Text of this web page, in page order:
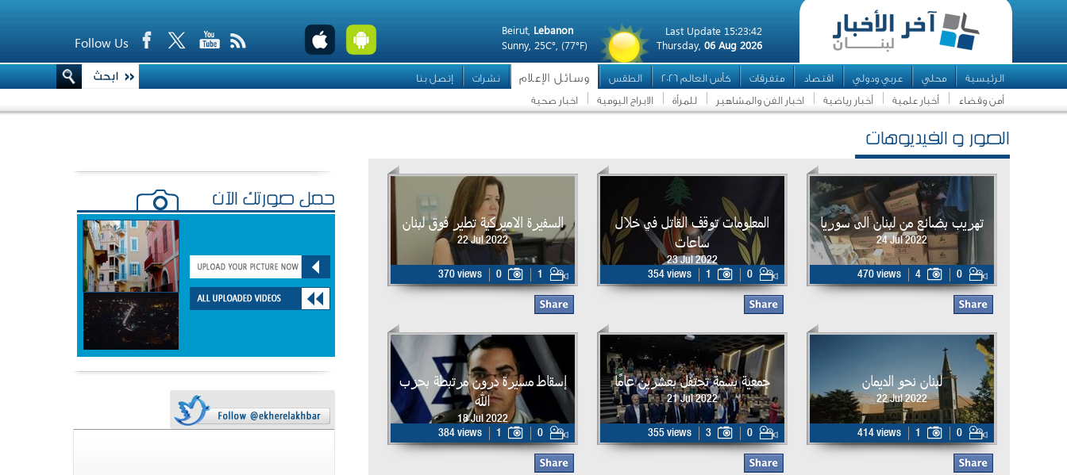
Last Update 15:23:42
Thursday, 06 Aug 2026
Beirut, Lebanon
Sunny, 25C°, (77°F)
Follow Us
الرئيسية محلي عربي ودولي اقتصاد متفرقات كأس العالم 2026 الطقس وسائل الإعلام نشرات
إتصل بنا
أمن وقضاء
أخبار علمية أخبار رياضية اخبار الفن والمشاهير للمرأة الابراج اليومية اخبار صحية
الصور و الفيديوهات
تهريب بضائع من لبنان الى سوريا
24 Jul 2022
470 views 4 0
المعلومات توقف القاتل في خلال
ساعات
23 Jul 2022
354 views
1 0
السفيرة الاميركية تطير فوق لبنان
22 Jul 2022
370 views 0 1
لبنان نحو الديمان
22 Jul 2022
414 views 1 0
جمعية بسمة تحتفل بعشرين عامًا
21 Jul 2022
355 views 3 0
إسقاط مسيرة درون مرتبطة بحزب
الله
18 Jul 2022
384 views
1 0
حمّل صورتك الآن